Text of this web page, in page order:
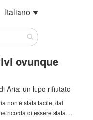
Italiano 
ovunque
Aria: un lupo rifiutato
non è stata facile, dal
ricorda di essere stata